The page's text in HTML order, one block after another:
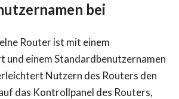
bei
Router ist mit einem
und einem Standardbenutzernamen
Nutzern des Routers den
das Kontrollpanel des Routers,